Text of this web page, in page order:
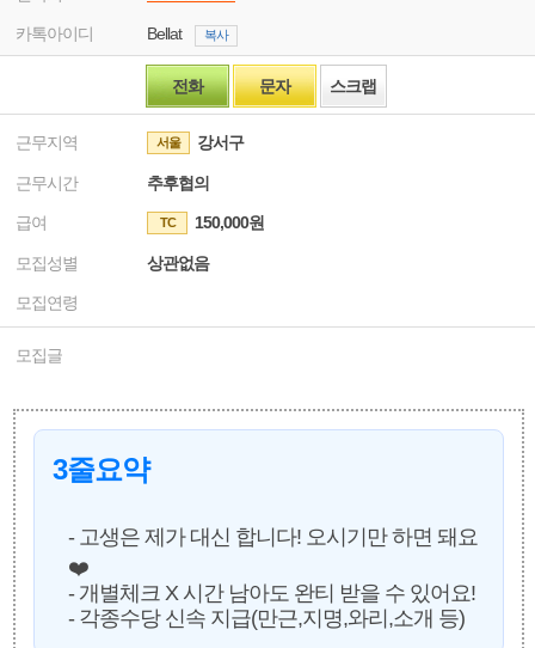
카톡아이디 Bellat 복사
전화 문자 스크랩
근무지역 서울 강서구
근무시간 추후협의
급여 TC 150,000원
모집성별 상관없음
모집연령
모집글
3줄요약
- 고생은 제가 대신 합니다! 오시기만 하면 돼요
❤️
- 개별체크 X 시간 남아도 완티 받을 수 있어요!
- 각종수당 신속 지급(만근,지명,와리,소개 등)